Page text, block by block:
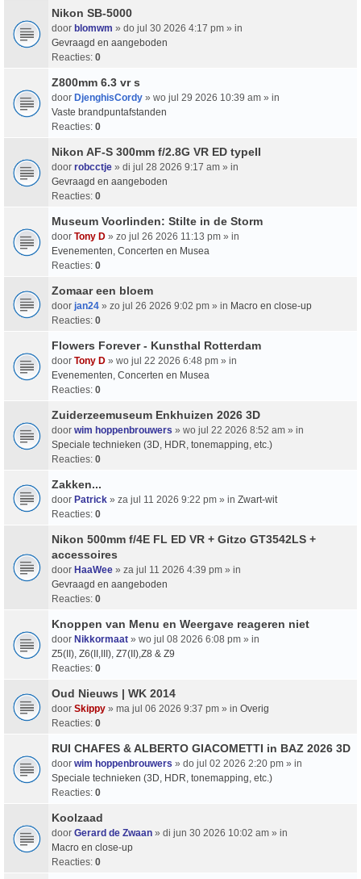
Nikon SB-5000
door blomwm » do jul 30 2026 4:17 pm » in
Gevraagd en aangeboden
Reacties: 0
Z800mm 6.3 vr s
door DjenghisCordy » wo jul 29 2026 10:39 am » in
Vaste brandpuntafstanden
Reacties: 0
Nikon AF-S 300mm f/2.8G VR ED typeII
door robcctje » di jul 28 2026 9:17 am » in
Gevraagd en aangeboden
Reacties: 0
Museum Voorlinden: Stilte in de Storm
door Tony D » zo jul 26 2026 11:13 pm » in
Evenementen, Concerten en Musea
Reacties: 0
Zomaar een bloem
door jan24 » zo jul 26 2026 9:02 pm » in Macro en close-up
Reacties: 0
Flowers Forever - Kunsthal Rotterdam
door Tony D » wo jul 22 2026 6:48 pm » in
Evenementen, Concerten en Musea
Reacties: 0
Zuiderzeemuseum Enkhuizen 2026 3D
door wim hoppenbrouwers » wo jul 22 2026 8:52 am » in
Speciale technieken (3D, HDR, tonemapping, etc.)
Reacties: 0
Zakken...
door Patrick » za jul 11 2026 9:22 pm » in Zwart-wit
Reacties: 0
Nikon 500mm f/4E FL ED VR + Gitzo GT3542LS +
accessoires
door HaaWee » za jul 11 2026 4:39 pm » in
Gevraagd en aangeboden
Reacties: 0
Knoppen van Menu en Weergave reageren niet
door Nikkormaat » wo jul 08 2026 6:08 pm » in
Z5(II), Z6(II,III), Z7(II),Z8 & Z9
Reacties: 0
Oud Nieuws | WK 2014
door Skippy » ma jul 06 2026 9:37 pm » in Overig
Reacties: 0
RUI CHAFES & ALBERTO GIACOMETTI in BAZ 2026 3D
door wim hoppenbrouwers » do jul 02 2026 2:20 pm » in
Speciale technieken (3D, HDR, tonemapping, etc.)
Reacties: 0
Koolzaad
door Gerard de Zwaan » di jun 30 2026 10:02 am » in
Macro en close-up
Reacties: 0